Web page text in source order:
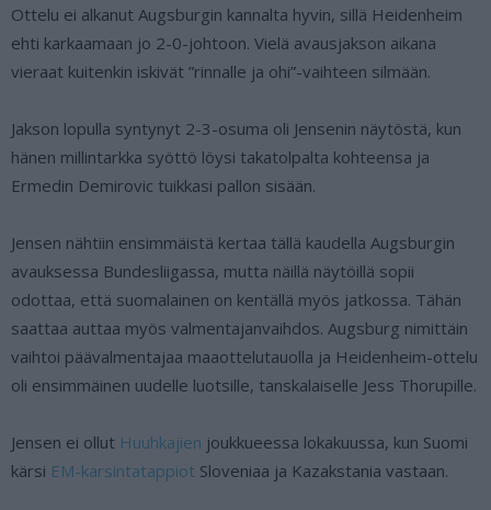
Ottelu ei alkanut Augsburgin kannalta hyvin, sillä Heidenheim
ehti karkaamaan jo 2-0-johtoon. Vielä avausjakson aikana
vieraat kuitenkin iskivät ”rinnalle ja ohi”-vaihteen silmään.
Jakson lopulla syntynyt 2-3-osuma oli Jensenin näytöstä, kun
hänen millintarkka syöttö löysi takatolpalta kohteensa ja
Ermedin Demirovic tuikkasi pallon sisään.
Jensen nähtiin ensimmäistä kertaa tällä kaudella Augsburgin
avauksessa Bundesliigassa, mutta näillä näytöillä sopii
odottaa, että suomalainen on kentällä myös jatkossa. Tähän
saattaa auttaa myös valmentajanvaihdos. Augsburg nimittäin
vaihtoi päävalmentajaa maaottelutauolla ja Heidenheim-ottelu
oli ensimmäinen uudelle luotsille, tanskalaiselle Jess Thorupille.
Jensen ei ollut Huuhkajien joukkueessa lokakuussa, kun Suomi
kärsi EM-karsintatappiot Sloveniaa ja Kazakstania vastaan.